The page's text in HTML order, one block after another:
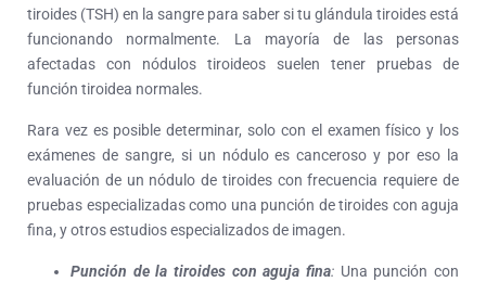
tiroides (TSH) en la sangre para saber si tu glándula tiroides está
funcionando normalmente. La mayoría de las personas
afectadas con nódulos tiroideos suelen tener pruebas de
función tiroidea normales.
Rara vez es posible determinar, solo con el examen físico y los
exámenes de sangre, si un nódulo es canceroso y por eso la
evaluación de un nódulo de tiroides con frecuencia requiere de
pruebas especializadas como una punción de tiroides con aguja
fina, y otros estudios especializados de imagen.
Punción de la tiroides con aguja fina: Una punción con